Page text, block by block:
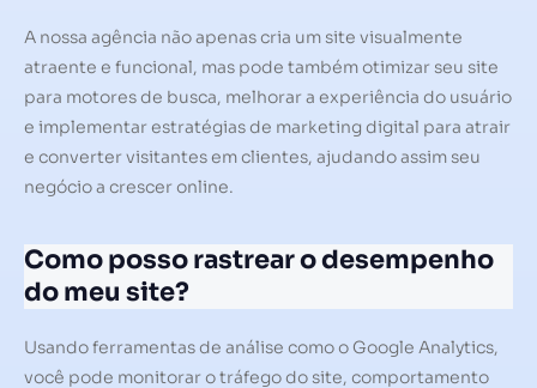
A nossa agência não apenas cria um site visualmente
atraente e funcional, mas pode também otimizar seu site
para motores de busca, melhorar a experiência do usuário
e implementar estratégias de marketing digital para atrair
e converter visitantes em clientes, ajudando assim seu
negócio a crescer online.
Como posso rastrear o desempenho
do meu site?
Usando ferramentas de análise como o Google Analytics,
você pode monitorar o tráfego do site, comportamento